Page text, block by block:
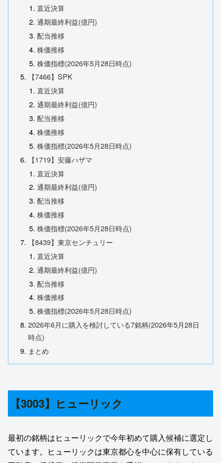
直近決算
通期最終利益(億円)
配当推移
株価推移
株価指標(2026年5月28日時点)
【7466】SPK
直近決算
通期最終利益(億円)
配当推移
株価推移
株価指標(2026年5月28日時点)
【1719】安藤ハザマ
直近決算
通期最終利益(億円)
配当推移
株価推移
株価指標(2026年5月28日時点)
【8439】東京センチュリー
直近決算
通期最終利益(億円)
配当推移
株価推移
株価指標(2026年5月28日時点)
2026年6月に購入を検討している7銘柄(2026年5月28日
時点)
まとめ
【3003】ヒューリック
最初の銘柄はヒューリックで今年初めて購入候補に選定し
ています。ヒューリックは東京都心を中心に保有している